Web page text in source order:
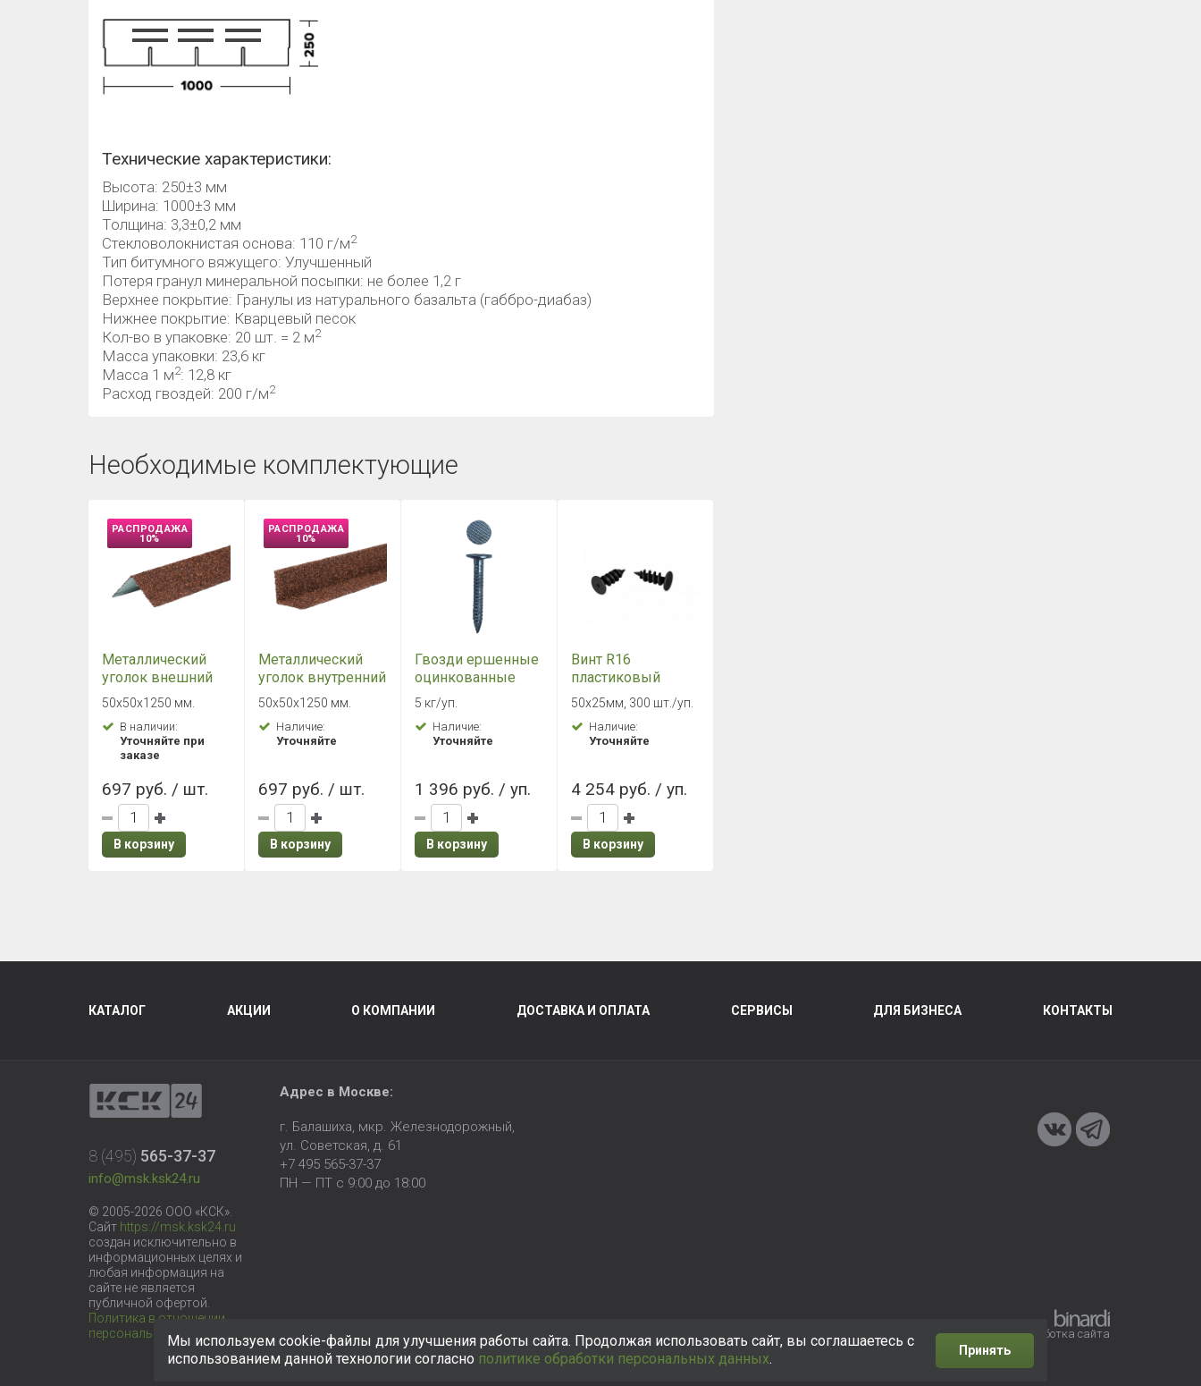
Технические характеристики:
Высота: 250±3 мм
Ширина: 1000±3 мм
Толщина: 3,3±0,2 мм
Стекловолокнистая основа: 110 г/м2
Тип битумного вяжущего: Улучшенный
Потеря гранул минеральной посыпки: не более 1,2 г
Верхнее покрытие: Гранулы из натурального базальта (габбро-диабаз)
Нижнее покрытие: Кварцевый песок
Кол-во в упаковке: 20 шт. = 2 м2
Масса упаковки: 23,6 кг
Масса 1 м2: 12,8 кг
Расход гвоздей: 200 г/м2
Необходимые комплектующие
РАСПРОДАЖА
10%
Металлический
уголок внешний
HAUBERK с
посыпкой
Терракотовый
50х50х1250 мм.
В наличии:
Уточняйте при
заказе
697 руб. / шт.
В корзину
РАСПРОДАЖА
10%
Металлический
уголок внутренний
HAUBERK с
посыпкой
Терракотовый
50х50х1250 мм.
Наличие:
Уточняйте
697 руб. / шт.
В корзину
Гвозди ершенные
оцинкованные
3,5х30 мм (5 кг./
уп.)
5 кг/уп.
Наличие:
Уточняйте
1 396 руб. / уп.
В корзину
Винт R16
пластиковый
фасадный /
цокольный 300
шт.
50х25мм, 300 шт./уп.
Наличие:
Уточняйте
4 254 руб. / уп.
В корзину
КАТАЛОГ АКЦИИ О КОМПАНИИ ДОСТАВКА И ОПЛАТА СЕРВИСЫ ДЛЯ БИЗНЕСА КОНТАКТЫ
8 (495) 565-37-37
info@msk.ksk24.ru
© 2005-2026 ООО «КСК».
Сайт https://msk.ksk24.ru
создан исключительно в
информационных целях и
любая информация на
сайте не является
публичной офертой.
Политика в отношении
персональных данных
Адрес в Москве:
г. Балашиха, мкр. Железнодорожный,
ул. Советская, д. 61
+7 495 565-37-37
ПН — ПТ с 9:00 до 18:00
Разработка сайта
Мы используем cookie-файлы для улучшения работы сайта. Продолжая использовать сайт, вы соглашаетесь с
использованием данной технологии согласно политике обработки персональных данных.
Принять